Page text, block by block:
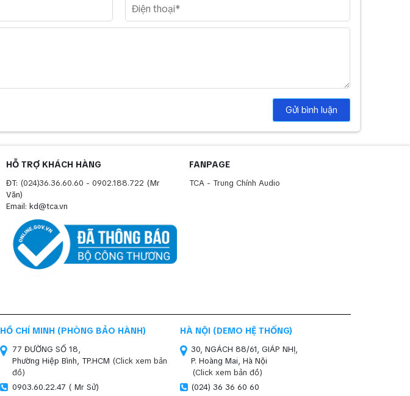
Gửi bình luận
HỖ TRỢ KHÁCH HÀNG
ĐT: (024)36.36.60.60 - 0902.188.722 (Mr
Văn)
Email: kd@tca.vn
FANPAGE
TCA - Trung Chính Audio
HỒ CHÍ MINH (PHÒNG BẢO HÀNH)
77 ĐƯỜNG SỐ 18,
Phường Hiệp Bình, TP.HCM (Click xem bản
đồ)
0903.60.22.47 ( Mr Sử)
HÀ NỘI (DEMO HỆ THỐNG)
30, NGÁCH 88/61, GIÁP NHỊ,
P. Hoàng Mai, Hà Nội
(Click xem bản đồ)
(024) 36 36 60 60